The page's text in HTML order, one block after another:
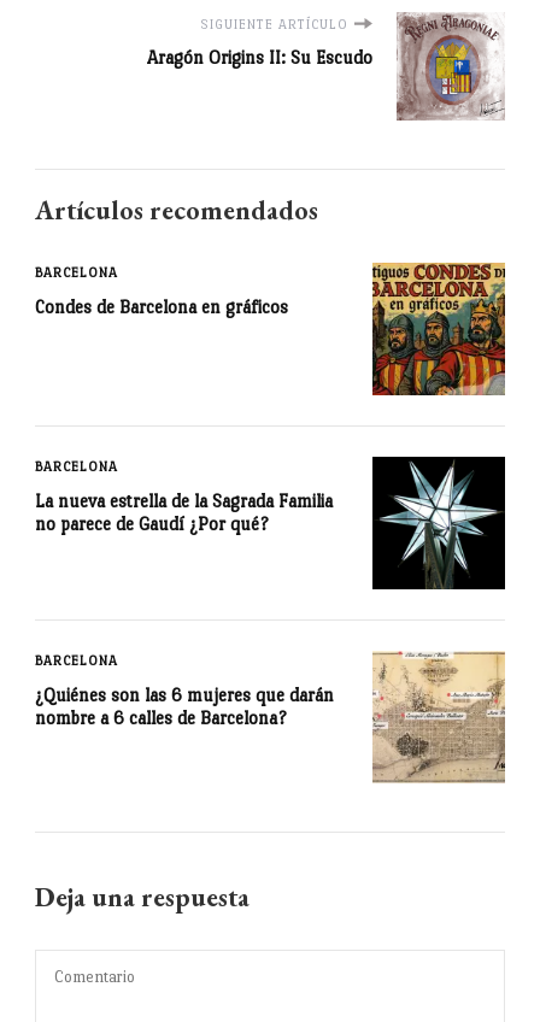
SIGUIENTE ARTÍCULO
Aragón Origins II: Su Escudo
Artículos recomendados
BARCELONA
Condes de Barcelona en gráficos
BARCELONA
La nueva estrella de la Sagrada Familia
no parece de Gaudí ¿Por qué?
BARCELONA
¿Quiénes son las 6 mujeres que darán
nombre a 6 calles de Barcelona?
Deja una respuesta